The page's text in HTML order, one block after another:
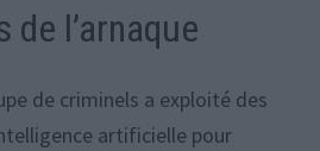
de l’arnaque
de criminels a exploité des
artificielle pour